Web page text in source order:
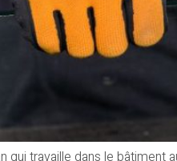
qui travaille dans le